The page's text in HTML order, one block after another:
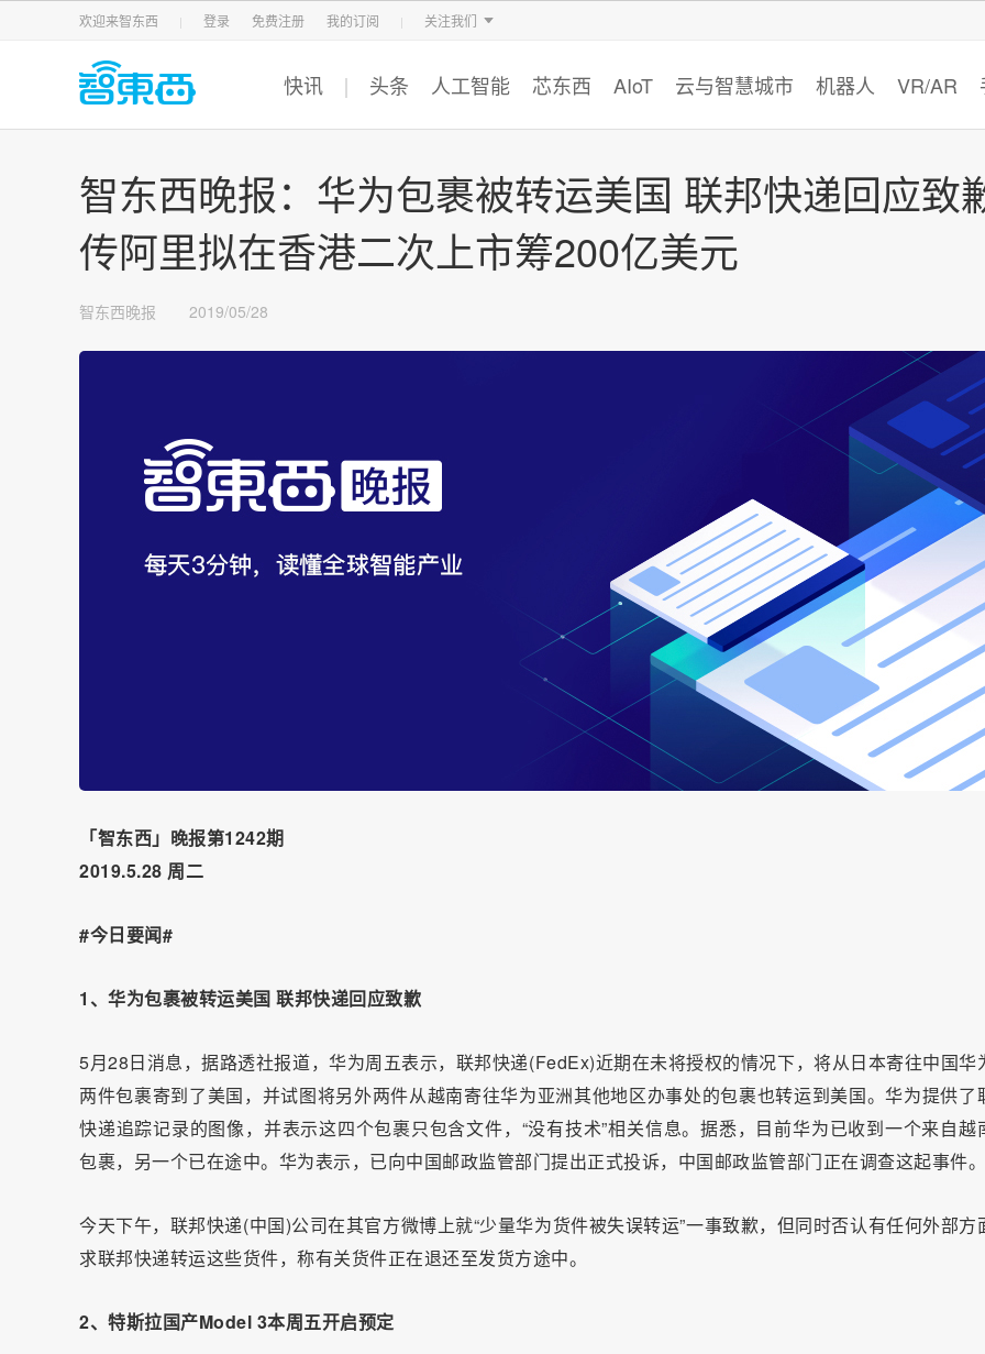
欢迎来智东西 登录 免费注册 我的订阅 关注我们
智东西 车东西 芯东西 智猩猩
快讯 头条 人工智能 芯东西 AIoT 云与智慧城市 机器人 VR/AR
智东西晚报：华为包裹被转运美国 联邦快递回应致
传阿里拟在香港二次上市筹200亿美元
智东西晚报 2019/05/28
「智东西」晚报第1242期
2019.5.28 周二
#今日要闻#
1、华为包裹被转运美国 联邦快递回应致歉
5月28日消息，据路透社报道，华为周五表示，联邦快递(FedEx)近期在未将授权的情况下，将从日本寄往中国华
两件包裹寄到了美国，并试图将另外两件从越南寄往华为亚洲其他地区办事处的包裹也转运到美国。华为提供了
快递追踪记录的图像，并表示这四个包裹只包含文件，“没有技术”相关信息。据悉，目前华为已收到一个来自越
包裹，另一个已在途中。华为表示，已向中国邮政监管部门提出正式投诉，中国邮政监管部门正在调查这起事件。
今天下午，联邦快递(中国)公司在其官方微博上就“少量华为货件被失误转运”一事致歉，但同时否认有任何外部方
求联邦快递转运这些货件，称有关货件正在退还至发货方途中。
2、特斯拉国产Model 3本周五开启预定